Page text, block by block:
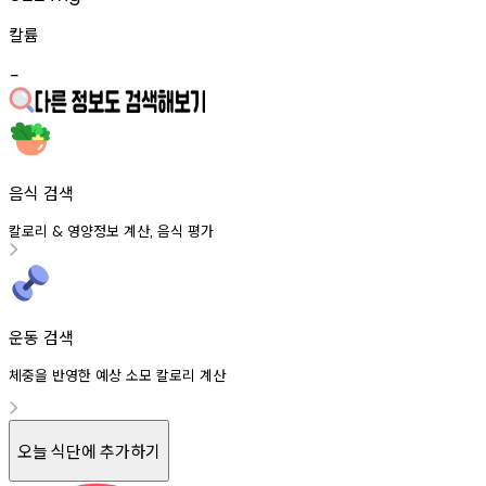
칼륨
-
음식 검색
칼로리 & 영양정보 계산, 음식 평가
운동 검색
체중을 반영한 예상 소모 칼로리 계산
오늘 식단에 추가하기